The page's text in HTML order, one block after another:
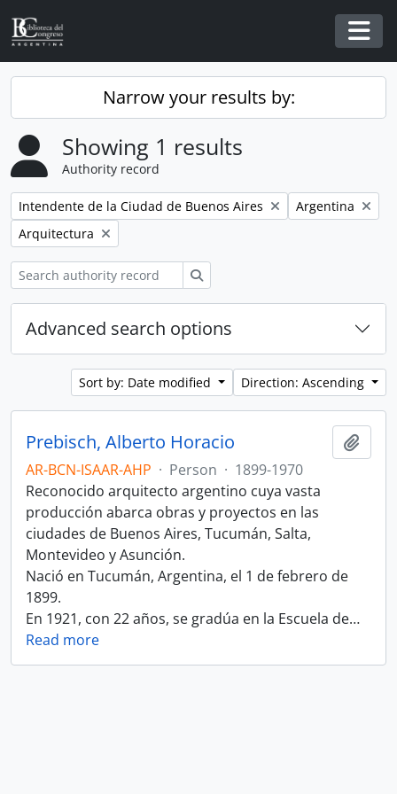
Skip to main content
Narrow your results by:
Showing 1 results
Authority record
Remove filter:
Intendente de la Ciudad de Buenos Aires Remove filter:
Argentina
Remove filter:
Arquitectura
Advanced search options
Sort by: Date modified Direction: Ascending
Prebisch, Alberto Horacio
AR-BCN-ISAAR-AHP · Person · 1899-1970
Reconocido arquitecto argentino cuya vasta
producción abarca obras y proyectos en las
ciudades de Buenos Aires, Tucumán, Salta,
Montevideo y Asunción.
Nació en Tucumán, Argentina, el 1 de febrero de
1899.
En 1921, con 22 años, se gradúa en la Escuela de…
Read more